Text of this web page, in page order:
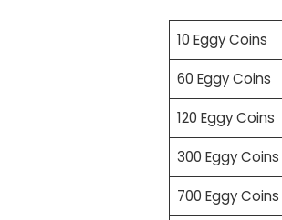
10 Eggy Coins
60 Eggy Coins
120 Eggy Coins
300 Eggy Coins
700 Eggy Coins